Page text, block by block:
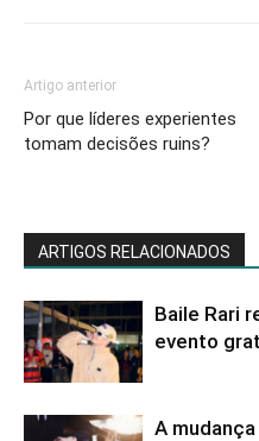
Artigo anterior
Por que líderes experientes
tomam decisões ruins?
ARTIGOS RELACIONADOS
Baile Rari
evento
A